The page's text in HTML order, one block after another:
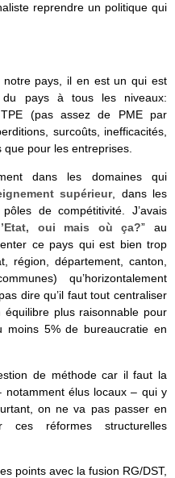
reprendre un politique qui
pays, il en est un qui est
du pays à tous les niveaux:
(pas assez de PME par
surcoûts, inefficacités,
pour les entreprises.
dans les domaines qui
supérieur, dans les
de compétitivité. J’avais
oui mais où ça?” au
ce pays qui est bien trop
région, département, canton,
qu’horizontalement
dire qu’il faut tout centraliser
plus raisonnable pour
moins 5% de bureaucratie en
de méthode car il faut la
élus locaux – qui y
on ne va pas passer en
ces réformes structurelles
points avec la fusion RG/DST,